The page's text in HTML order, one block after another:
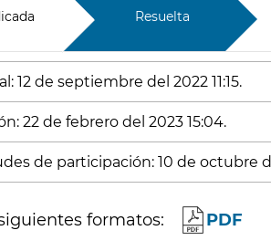
Resuelta
12 de septiembre del 2022 11:15.
22 de febrero del 2023 15:04.
de participación: 10 de octubre
formatos: PDF